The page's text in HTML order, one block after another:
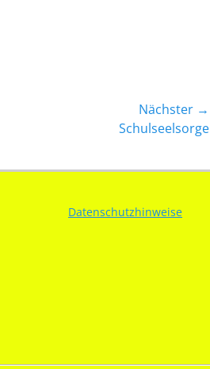
Nächster →
Schulseelsorge
Datenschutzhinweise